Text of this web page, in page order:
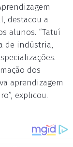
destacou a
alunos. “Tatuí
de indústria,
dos
aprendizagem
explicou.